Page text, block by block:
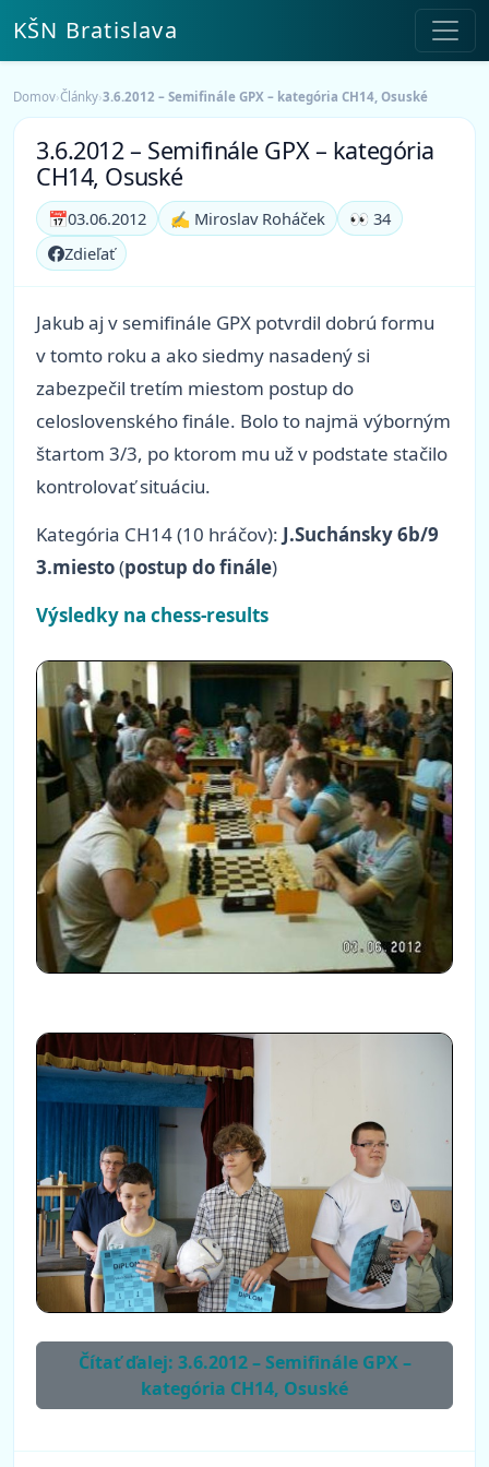
KŠN Bratislava
Domov›Články›3.6.2012 – Semifinále GPX – kategória CH14, Osuské
3.6.2012 – Semifinále GPX – kategória
CH14, Osuské
📅03.06.2012 ✍️ Miroslav Roháček
👀 34
Zdieľať
Jakub aj v semifinále GPX potvrdil dobrú formu
v tomto roku a ako siedmy nasadený si
zabezpečil tretím miestom postup do
celoslovenského finále. Bolo to najmä výborným
štartom 3/3, po ktorom mu už v podstate stačilo
kontrolovať situáciu.
Kategória CH14 (10 hráčov): J.Suchánsky 6b/9
3.miesto(postup do finále)
Výsledky na chess-results
Čítať ďalej: 3.6.2012 – Semifinále GPX –
kategória CH14, Osuské